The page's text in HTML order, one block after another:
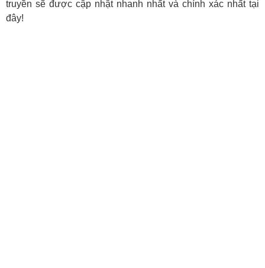
truyền sẽ được cập nhật nhanh nhất và chính xác nhất tại
đây!